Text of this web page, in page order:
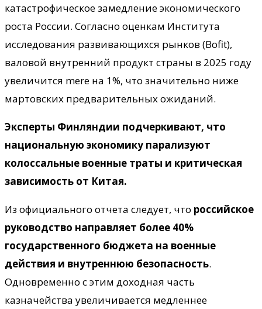
катастрофическое замедление экономического
роста России. Согласно оценкам Института
исследования развивающихся рынков (Bofit),
валовой внутренний продукт страны в 2025 году
увеличится mere на 1%, что значительно ниже
мартовских предварительных ожиданий.
Эксперты Финляндии подчеркивают, что
национальную экономику парализуют
колоссальные военные траты и критическая
зависимость от Китая.
Из официального отчета следует, что российское
руководство направляет более 40%
государственного бюджета на военные
действия и внутреннюю безопасность.
Одновременно с этим доходная часть
казначейства увеличивается медленнее